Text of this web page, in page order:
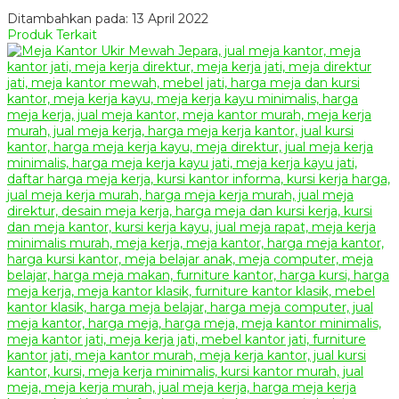
Ditambahkan pada: 13 April 2022
Produk Terkait